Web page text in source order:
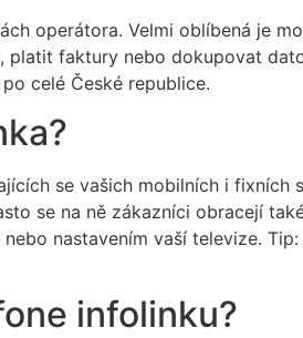
operátora. Velmi oblíbená je
faktury nebo dokupovat
celé České republice.
se vašich mobilních i
se na ně zákazníci obracejí
nastavením vaší televize.
infolinku?